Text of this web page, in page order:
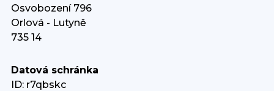
Osvobození 796
Orlová - Lutyně
735 14
Datová schránka
ID: r7qbskc